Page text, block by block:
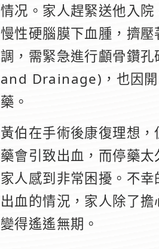
情况。家人趕緊送他入
慢性硬腦膜下血腫，擠
調，需緊急進行顱骨鑽
and Drainage)，也因開
藥。
黃伯在手術後康復理想
藥會引致出血，而停藥
家人感到非常困擾。不
出血的情況，家人除了
變得遙遙無期。